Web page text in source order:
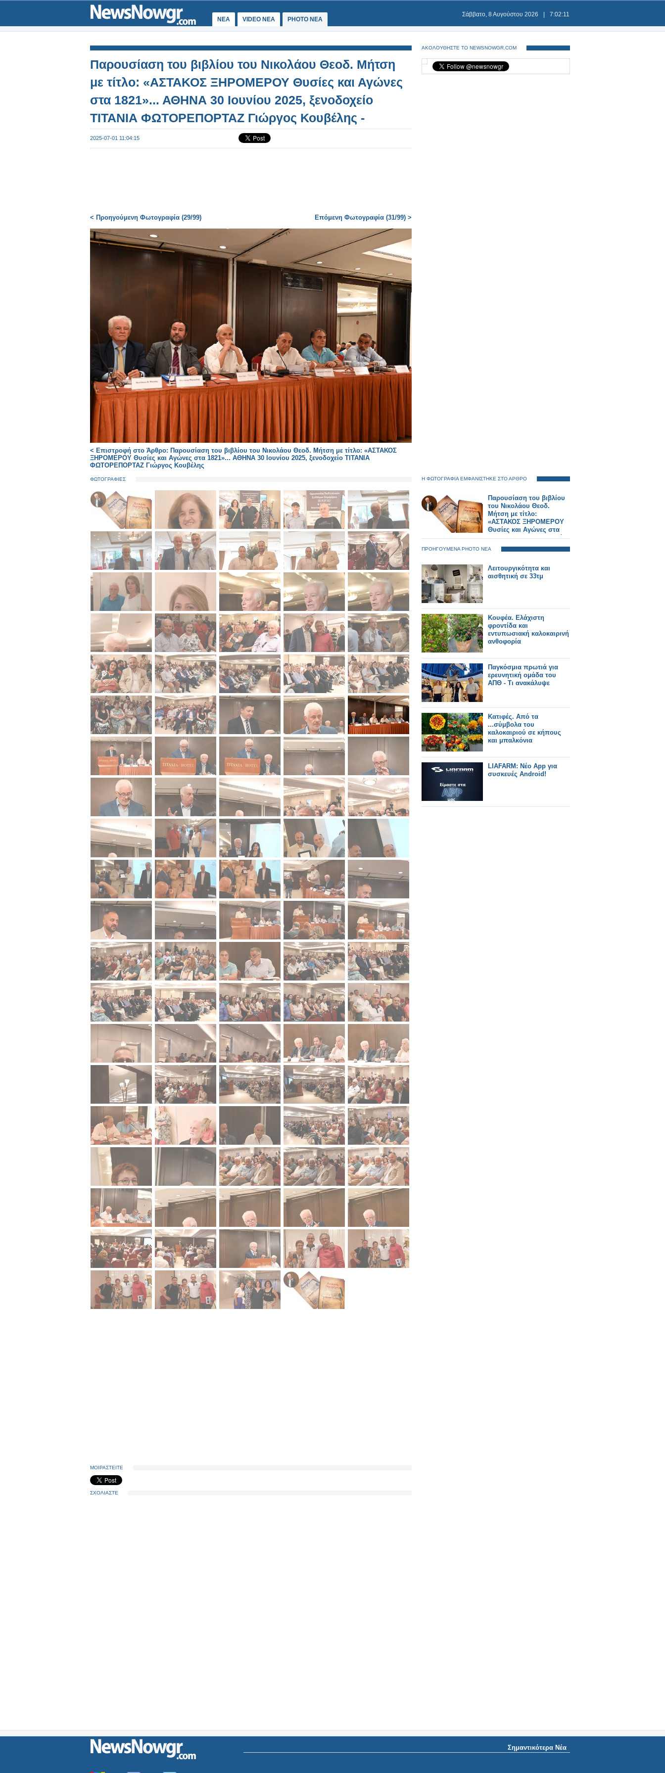
ΝΕΑ VIDEO NEA PHOTO NEA
Σάββατο, 8 Αυγούστου 2026 7:02:13
Παρουσίαση του βιβλίου του Νικολάου Θεοδ. Μήτση
με τίτλο: «ΑΣΤΑΚΟΣ ΞΗΡΟΜΕΡΟΥ Θυσίες και Αγώνες
στα 1821»... ΑΘΗΝΑ 30 Ιουνίου 2025, ξενοδοχείο
ΤΙΤΑΝΙΑ ΦΩΤΟΡΕΠΟΡΤΑΖ Γιώργος Κουβέλης -
Φωτογραφία 30 από 99
2025-07-01 11:04:15
< Προηγούμενη Φωτογραφία (29/99) Επόμενη Φωτογραφία (31/99) >
< Επιστροφή στο Άρθρο: Παρουσίαση του βιβλίου του Νικολάου Θεοδ. Μήτση με τίτλο: «ΑΣΤΑΚΟΣ
ΞΗΡΟΜΕΡΟΥ Θυσίες και Αγώνες στα 1821»... ΑΘΗΝΑ 30 Ιουνίου 2025, ξενοδοχείο ΤΙΤΑΝΙΑ
ΦΩΤΟΡΕΠΟΡΤΑΖ Γιώργος Κουβέλης
ΦΩΤΟΓΡΑΦΙΕΣ
ΜΟΙΡΑΣΤΕΙΤΕ
ΣΧΟΛΙΑΣΤΕ
ΑΚΟΛΟΥΘΗΣΤΕ ΤΟ NEWSNOWGR.COM
Η ΦΩΤΟΓΡΑΦΙΑ ΕΜΦΑΝΙΣΤΗΚΕ ΣΤΟ ΑΡΘΡΟ
Παρουσίαση του βιβλίου
του Νικολάου Θεοδ.
Μήτση με τίτλο:
«ΑΣΤΑΚΟΣ ΞΗΡΟΜΕΡΟΥ
Θυσίες και Αγώνες στα
1821»... ΑΘΗΝΑ 30 Ιουνίου
2025, ξενοδοχείο ΤΙΤΑΝΙΑ
ΦΩΤΟΡΕΠΟΡΤΑΖ Γιώργος
ΠΡΟΗΓΟΥΜΕΝΑ PHOTO ΝΕΑ
Λειτουργικότητα και
αισθητική σε 33τμ
Κουφέα. Ελάχιστη
φροντίδα και
εντυπωσιακή καλοκαιρινή
ανθοφορία
Παγκόσμια πρωτιά για
ερευνητική ομάδα του
ΑΠΘ - Τι ανακάλυψε
Κατιφές. Από τα
...σύμβολα του
καλοκαιριού σε κήπους
και μπαλκόνια
LIAFARM: Νέο App για
συσκευές Android!
Σημαντικότερα Νέα